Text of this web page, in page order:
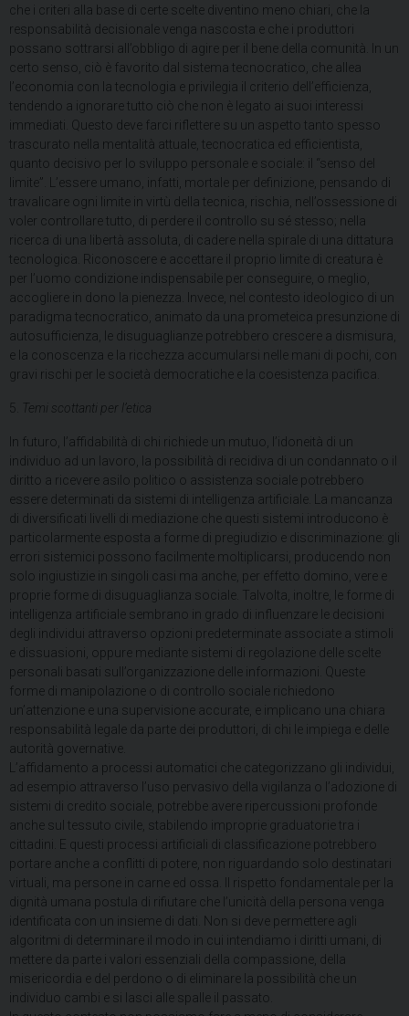
che i criteri alla base di certe scelte diventino meno chiari, che la
responsabilità decisionale venga nascosta e che i produttori
possano sottrarsi all’obbligo di agire per il bene della comunità. In un
certo senso, ciò è favorito dal sistema tecnocratico, che allea
l’economia con la tecnologia e privilegia il criterio dell’efficienza,
tendendo a ignorare tutto ciò che non è legato ai suoi interessi
immediati. Questo deve farci riflettere su un aspetto tanto spesso
trascurato nella mentalità attuale, tecnocratica ed efficientista,
quanto decisivo per lo sviluppo personale e sociale: il “senso del
limite”. L’essere umano, infatti, mortale per definizione, pensando di
travalicare ogni limite in virtù della tecnica, rischia, nell’ossessione di
voler controllare tutto, di perdere il controllo su sé stesso; nella
ricerca di una libertà assoluta, di cadere nella spirale di una dittatura
tecnologica. Riconoscere e accettare il proprio limite di creatura è
per l’uomo condizione indispensabile per conseguire, o meglio,
accogliere in dono la pienezza. Invece, nel contesto ideologico di un
paradigma tecnocratico, animato da una prometeica presunzione di
autosufficienza, le disuguaglianze potrebbero crescere a dismisura,
e la conoscenza e la ricchezza accumularsi nelle mani di pochi, con
gravi rischi per le società democratiche e la coesistenza pacifica.
5. Temi scottanti per l’etica
In futuro, l’affidabilità di chi richiede un mutuo, l’idoneità di un
individuo ad un lavoro, la possibilità di recidiva di un condannato o il
diritto a ricevere asilo politico o assistenza sociale potrebbero
essere determinati da sistemi di intelligenza artificiale. La mancanza
di diversificati livelli di mediazione che questi sistemi introducono è
particolarmente esposta a forme di pregiudizio e discriminazione: gli
errori sistemici possono facilmente moltiplicarsi, producendo non
solo ingiustizie in singoli casi ma anche, per effetto domino, vere e
proprie forme di disuguaglianza sociale. Talvolta, inoltre, le forme di
intelligenza artificiale sembrano in grado di influenzare le decisioni
degli individui attraverso opzioni predeterminate associate a stimoli
e dissuasioni, oppure mediante sistemi di regolazione delle scelte
personali basati sull’organizzazione delle informazioni. Queste
forme di manipolazione o di controllo sociale richiedono
un’attenzione e una supervisione accurate, e implicano una chiara
responsabilità legale da parte dei produttori, di chi le impiega e delle
autorità governative.
L’affidamento a processi automatici che categorizzano gli individui,
ad esempio attraverso l’uso pervasivo della vigilanza o l’adozione di
sistemi di credito sociale, potrebbe avere ripercussioni profonde
anche sul tessuto civile, stabilendo improprie graduatorie tra i
cittadini. E questi processi artificiali di classificazione potrebbero
portare anche a conflitti di potere, non riguardando solo destinatari
virtuali, ma persone in carne ed ossa. Il rispetto fondamentale per la
dignità umana postula di rifiutare che l’unicità della persona venga
identificata con un insieme di dati. Non si deve permettere agli
algoritmi di determinare il modo in cui intendiamo i diritti umani, di
mettere da parte i valori essenziali della compassione, della
misericordia e del perdono o di eliminare la possibilità che un
individuo cambi e si lasci alle spalle il passato.